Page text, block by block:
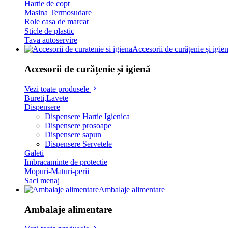
Hartie de copt
Masina Termosudare
Role casa de marcat
Sticle de plastic
Tava autoservire
Accesorii de curățenie și
Accesorii de curățenie și igienă
Vezi toate produsele
Bureti,Lavete
Dispensere
Dispensere Hartie Igienica
Dispensere prosoape
Dispensere sapun
Dispensere Servetele
Galeti
Imbracaminte de protectie
Mopuri-Maturi-perii
Saci menaj
Ambalaje alimentare
Ambalaje alimentare